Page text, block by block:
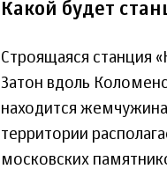
Какой будет
Строящаяся станция
Затон вдоль
находится
территории
московских